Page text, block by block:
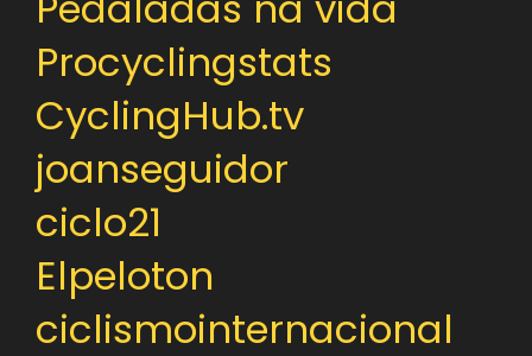
Procyclingstats
CyclingHub.tv
joanseguidor
ciclo21
Elpeloton
ciclismointernacional